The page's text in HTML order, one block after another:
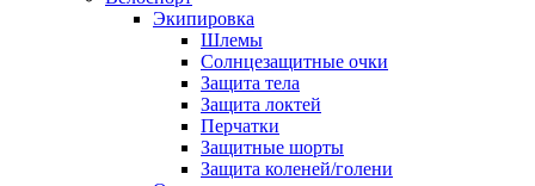
Экипировка
Шлемы
Солнцезащитные очки
Защита тела
Защита локтей
Перчатки
Защитные шорты
Защита коленей/голени